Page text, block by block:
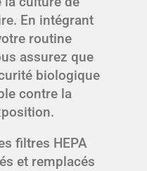
En intégrant
routine
assurez que
biologique
contre la
filtres HEPA
et remplacés